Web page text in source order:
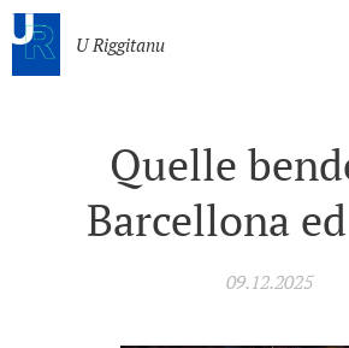
U Riggitanu
Quelle
Barcellona
09.12.2025